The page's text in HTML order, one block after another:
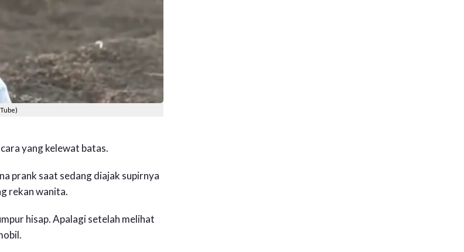
yang kelewat batas.
prank saat sedang diajak supirnya
rekan wanita.
hisap. Apalagi setelah melihat